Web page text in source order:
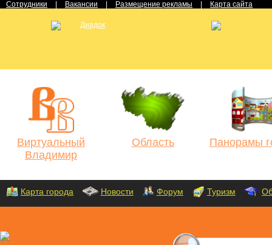
Сотрудники Вакансии Размещение рекламы Карта сайта
Виртуальный
Владимир
Область Панорамы
Карта города Новости Форум Туризм